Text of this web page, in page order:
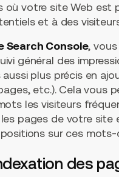
où votre site Web est
et à des
Search Console,
général des
plus précis en
etc.). Cela vous
les visiteurs
pages de votre site
sur ces mots-
des